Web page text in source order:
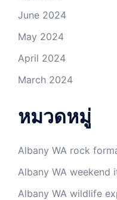
June 2024
May 2024
April 2024
March 2024
หมวดหมู่
Albany WA rock
Albany WA weekend
Albany WA wildlife